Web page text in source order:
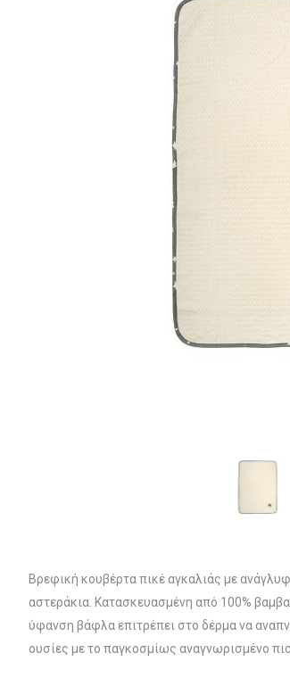
Βρεφική κουβέρτα πικέ αγκαλιάς με
αστεράκια. Κατασκευασμένη από 100%
ύφανση βάφλα επιτρέπει στο δέρμα να
ουσίες με το παγκοσμίως αναγνωρισμένο